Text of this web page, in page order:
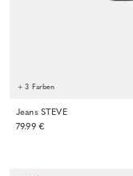
+ 3 Farben
Jeans STEVE
79.99 €